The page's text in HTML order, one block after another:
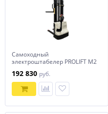
Самоходный
электроштабелер PROLIFT M2
192 830 руб.